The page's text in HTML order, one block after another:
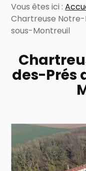
Vous êtes ici :
Chartreuse
sous-Montreuil
des-Prés